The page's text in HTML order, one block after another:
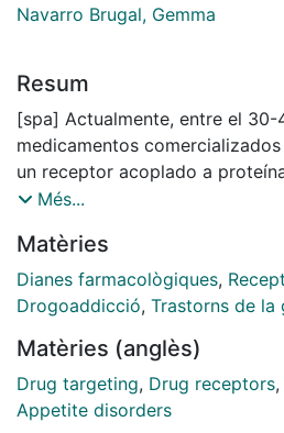
Navarro Brugal, Gemma
Resum
[spa] Actualmente, entre el 30-
medicamentos
un receptor acoplado a
capacidad que tienen estos
unidades funcionales con
distintas a las que tienen sus
individuales, permite generar
como la adicción a sustancias
millones de personas sufren de
mundo, actualmente no existe
Més...
Matèries
Dianes farmacològiques,
Drogoaddicció, Trastorns de la
Matèries (anglès)
Drug targeting, Drug receptors,
Appetite disorders